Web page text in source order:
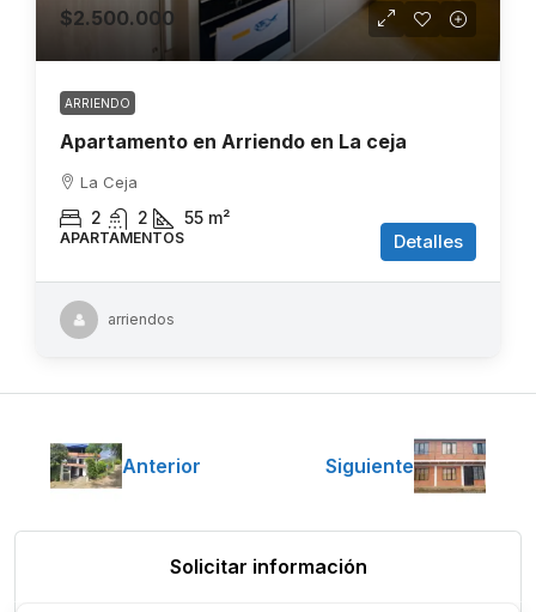
$2.500.000
ARRIENDO
Apartamento en Arriendo en La ceja
La Ceja
2 2 55 m²
APARTAMENTOS Detalles
arriendos
Anterior Siguiente
Solicitar información